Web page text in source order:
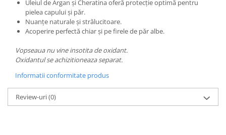
Uleiul de Argan şi Cheratina oferă protecţie optimă pentru
pielea capului şi păr.
Nuanţe naturale şi strălucitoare.
Acoperire perfectă chiar şi pe firele de păr albe.
Vopseaua nu vine insotita de oxidant.
Oxidantul se achizitioneaza separat.
Informatii conformitate produs
Review-uri(0)